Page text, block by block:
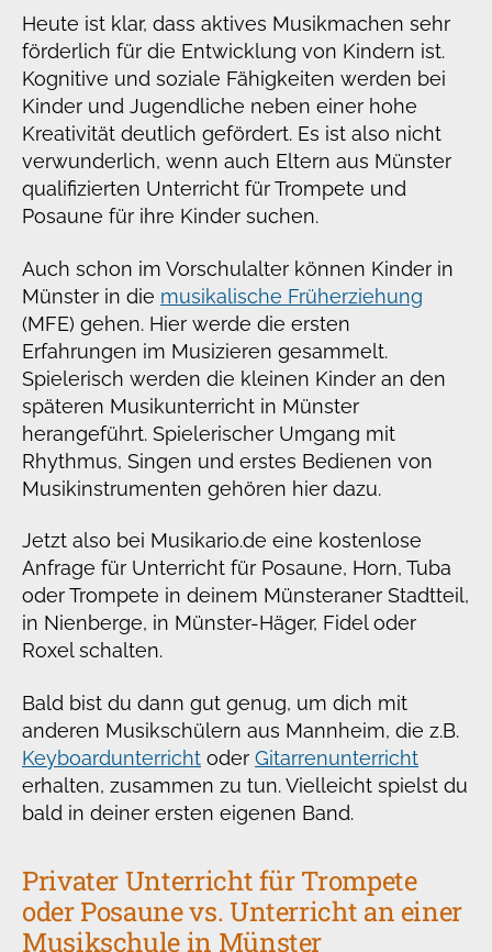
Heute ist klar, dass aktives Musikmachen sehr
förderlich für die Entwicklung von Kindern ist.
Kognitive und soziale Fähigkeiten werden bei
Kinder und Jugendliche neben einer hohe
Kreativität deutlich gefördert. Es ist also nicht
verwunderlich, wenn auch Eltern aus Münster
qualifizierten Unterricht für Trompete und
Posaune für ihre Kinder suchen.
Auch schon im Vorschulalter können Kinder in
Münster in die musikalische Früherziehung
(MFE) gehen. Hier werde die ersten
Erfahrungen im Musizieren gesammelt.
Spielerisch werden die kleinen Kinder an den
späteren Musikunterricht in Münster
herangeführt. Spielerischer Umgang mit
Rhythmus, Singen und erstes Bedienen von
Musikinstrumenten gehören hier dazu.
Jetzt also bei Musikario.de eine kostenlose
Anfrage für Unterricht für Posaune, Horn, Tuba
oder Trompete in deinem Münsteraner Stadtteil,
in Nienberge, in Münster-Häger, Fidel oder
Roxel schalten.
Bald bist du dann gut genug, um dich mit
anderen Musikschülern aus Mannheim, die z.B.
Keyboardunterricht oder Gitarrenunterricht
erhalten, zusammen zu tun. Vielleicht spielst du
bald in deiner ersten eigenen Band.
Privater Unterricht für Trompete
oder Posaune vs. Unterricht an einer
Musikschule in Münster